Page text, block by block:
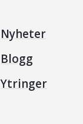
Nyheter
Blogg
Ytringer